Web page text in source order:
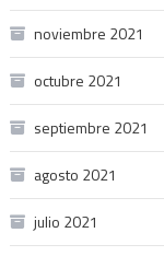
noviembre 2021
octubre 2021
septiembre 2021
agosto 2021
julio 2021